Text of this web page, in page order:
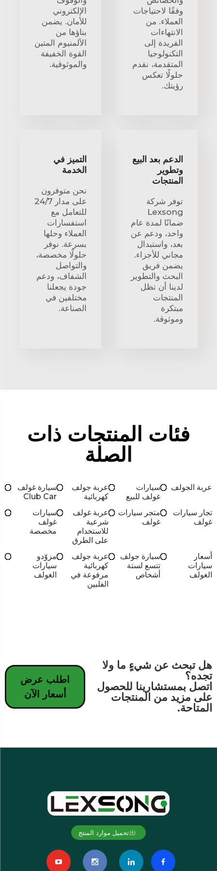
وفقًا لاحتياجات
العملاء. من
الانتهاءات
الفريدة إلى
التكنولوجيا
المتقدمة، نقدم
حلولًا تعكس
رؤيتك.
الإلكتروني
للأمان. يضمن
بناؤها من
الألمنيوم المتين
القوة الخفيفة
والموثوقية.
الدعم بعد البيع
وتطوير
المنتجات
توفر شركة
Lexsong
ضمانًا لمدة عام
واحد، ودعم عن
بعد، واستبدال
مجاني للأجزاء.
يضمن فريق
البحث والتطوير
لدينا أن تظل
المنتجات
مبتكرة
وموثوقة.
التميز في
الخدمة
نحن متوفرون
على مدار 24/7
للتعامل مع
استفسارات
العملاء وحلها
بسرعة. نوفر
حلولًا مخصصة،
والتواصل
الشفاف، ودعم
جودة يجعلنا
مختلفين في
الصناعة.
فئات المنتجات ذات
الصلة
عربة الجولف
سيارات
غولف للبيع
عربة جولف
كهربائية
سيارة غولف
Club Car
تجار سيارات
غولف
متجر سيارات
غولف
عربة غولف
شرعية
للاستخدام
على الطرق
سيارات
غولف
مخصصة
أسعار
سيارات
الغولف
سيارة جولف
تتسع لستة
أشخاص
عربة جولف
كهربائية
مرفوعة في
الفلبين
مزوّدو
سيارات
الغولف
هل تبحث عن شيءٍ ما ولا
تجده؟
اتصل بمستشارينا للحصول
على مزيد من المنتجات
المتاحة.
اطلب عرض
أسعار الآن
تحميل موارد المنتج